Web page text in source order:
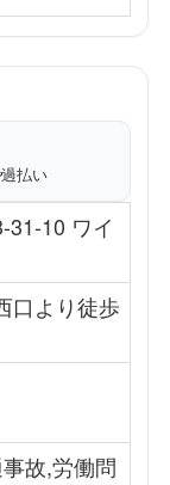
過払い
31-10 ワイ
口より徒歩
故,労働問